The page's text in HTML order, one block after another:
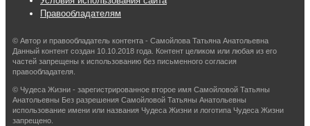
Правообладателям
© Автор и правообладатель контента - Самойлова Татьяна Анатольевна
Данный контент создан 10.10.2018 года. Контент целиком или любая из его
частей запрещены к использованию без письменного согласия
правообладателя.
© Чудеса Жизни - зарегистрированное второе имя Самойловой Татьяны
Анатольевны Без разрешения Самойловой Татьяны Анатольевны
использование имени или названия Чудеса Жизни и логотипа Чудеса Жизни
запрещено.